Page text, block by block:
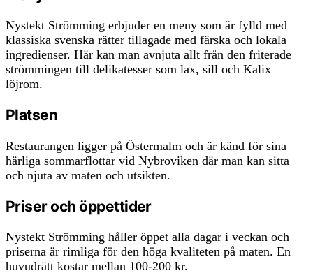
Nystekt Strömming erbjuder en meny som är fylld med
klassiska svenska rätter tillagade med färska och lokala
ingredienser. Här kan man avnjuta allt från den friterade
strömmingen till delikatesser som lax, sill och Kalix
löjrom.
Platsen
Restaurangen ligger på Östermalm och är känd för sina
härliga sommarflottar vid Nybroviken där man kan sitta
och njuta av maten och utsikten.
Priser och öppettider
Nystekt Strömming håller öppet alla dagar i veckan och
priserna är rimliga för den höga kvaliteten på maten. En
huvudrätt kostar mellan 100-200 kr.